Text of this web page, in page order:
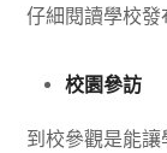
仔細閱讀學校發
校園參訪
到校參觀是能